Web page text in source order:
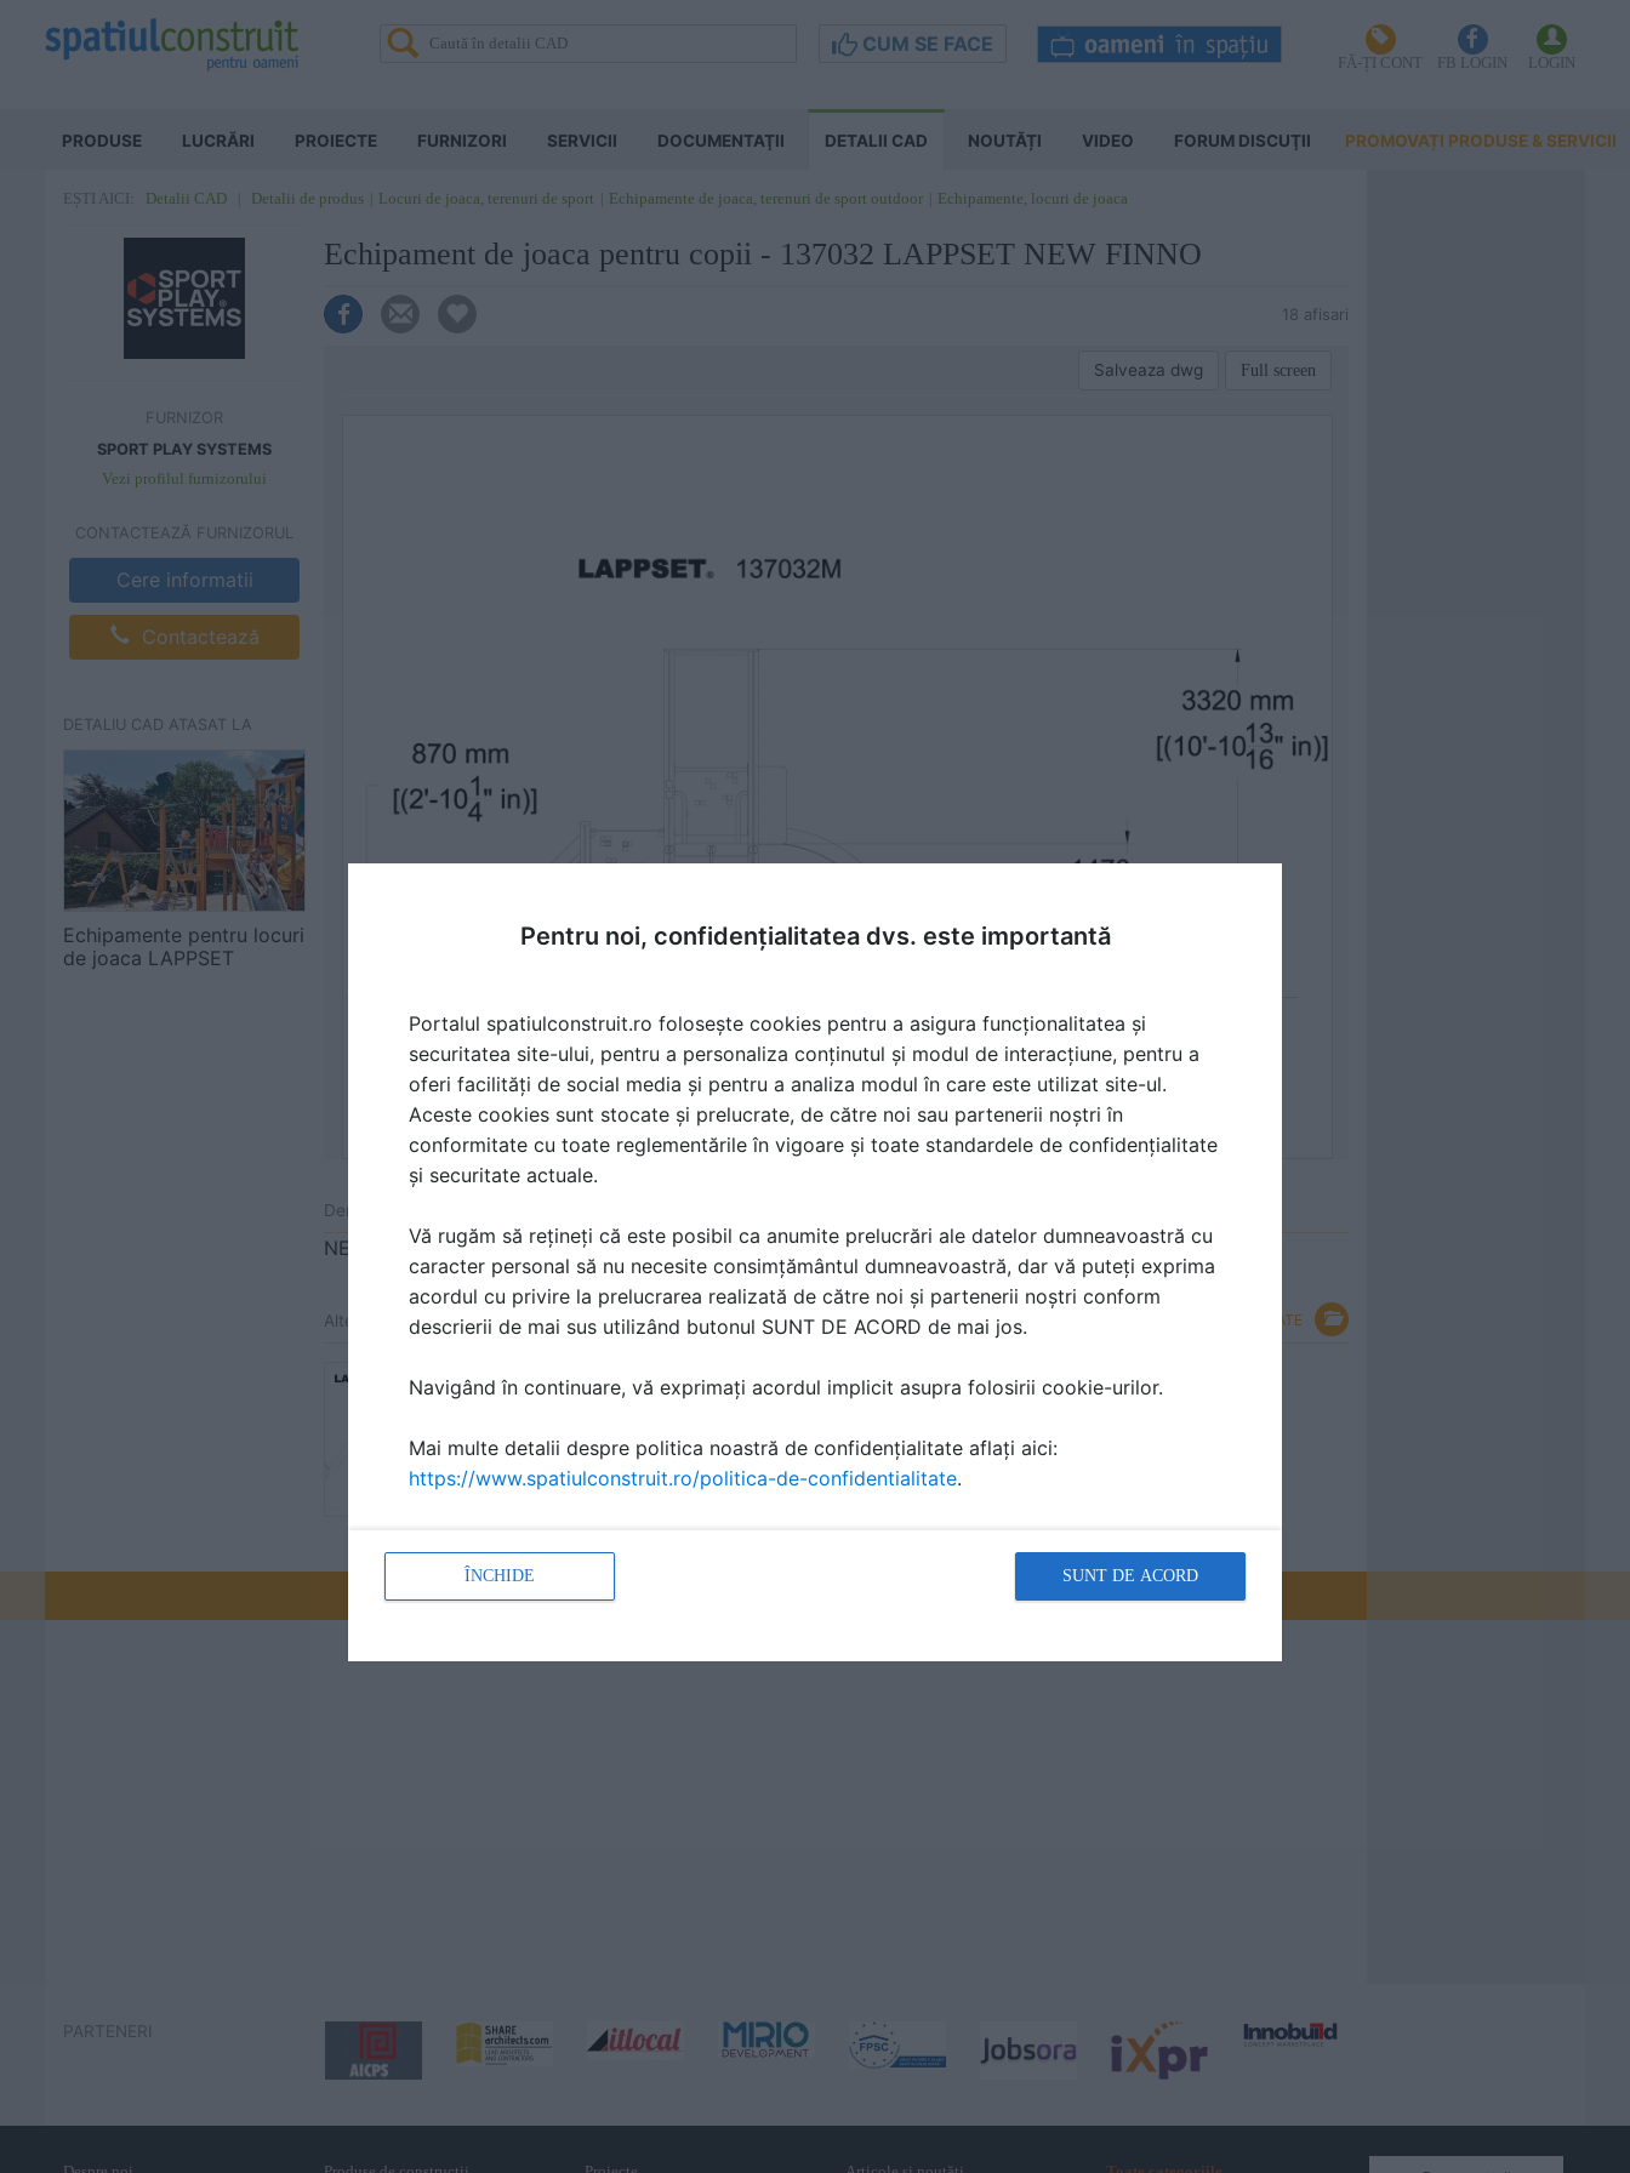
CUM SE FACE
FĂ-ȚI CONT FB LOGIN LOGIN
PRODUSE LUCRĂRI PROIECTE FURNIZORI SERVICII DOCUMENTAŢII DETALII CAD NOUTĂȚI VIDEO FORUM DISCUŢII PROMOVAȚI PRODUSE & SERVICII
EȘTI AICI: Detalii CAD Detalii de produs Locuri de joaca, terenuri de sport Echipamente de joaca, terenuri de sport outdoor Echipamente, locuri de joaca
FURNIZOR
SPORT PLAY SYSTEMS
Vezi profilul furnizorului
CONTACTEAZĂ FURNIZORUL
Cere informatii
Contactează
DETALIU CAD ATASAT LA
Echipamente pentru locuri
de joaca LAPPSET
Echipament de joaca pentru copii - 137032 LAPPSET NEW FINNO
18 afisari
Salveaza dwg Full screen
Denumiri comerciale
NEW FINNO
Alte detalii cad de la gamă VEZI TOATE
Echipament de joaca pentru copii -
112341
Detaliu de produs
CLOVER
Echipament de joaca pentru copii -
Detaliu de produs
CLOVER
Promovați-vă produsele și serviciile pe SpatiulConstruit.ro!
PARTENERI
Pentru noi, confidențialitatea dvs. este importantă
Portalul spatiulconstruit.ro folosește cookies pentru a asigura funcționalitatea și
securitatea site-ului, pentru a personaliza conținutul și modul de interacțiune, pentru a
oferi facilități de social media și pentru a analiza modul în care este utilizat site-ul.
Aceste cookies sunt stocate și prelucrate, de către noi sau partenerii noștri în
conformitate cu toate reglementările în vigoare și toate standardele de confidențialitate
și securitate actuale.
Vă rugăm să rețineți că este posibil ca anumite prelucrări ale datelor dumneavoastră cu
caracter personal să nu necesite consimțământul dumneavoastră, dar vă puteți exprima
acordul cu privire la prelucrarea realizată de către noi și partenerii noștri conform
descrierii de mai sus utilizând butonul SUNT DE ACORD de mai jos.
Navigând în continuare, vă exprimați acordul implicit asupra folosirii cookie-urilor.
Mai multe detalii despre politica noastră de confidențialitate aflați aici:
https://www.spatiulconstruit.ro/politica-de-confidentialitate.
ÎNCHIDE SUNT DE ACORD